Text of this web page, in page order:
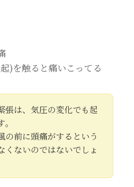
)を触ると痛いこってる
張は、気圧の変化でも起
の前に頭痛がするという
くないのではないでしょ